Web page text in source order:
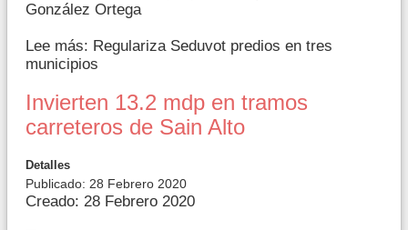
González Ortega
Lee más: Regulariza Seduvot predios en tres
municipios
Invierten 13.2 mdp en tramos
carreteros de Sain Alto
Detalles
Publicado: 28 Febrero 2020
Creado: 28 Febrero 2020